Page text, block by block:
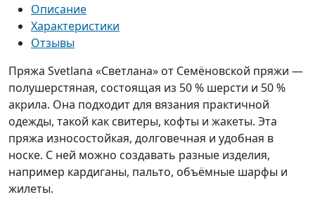
Описание
Характеристики
Отзывы
Пряжа Svetlana «Светлана» от Семёновской пряжи —
полушерстяная, состоящая из 50 % шерсти и 50 %
акрила. Она подходит для вязания практичной
одежды, такой как свитеры, кофты и жакеты. Эта
пряжа износостойкая, долговечная и удобная в
носке. С ней можно создавать разные изделия,
например кардиганы, пальто, объёмные шарфы и
жилеты.